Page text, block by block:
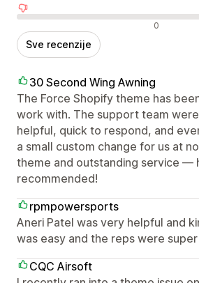
0
Sve recenzije
30 Second Wing Awning
The Force Shopify theme has
work with. The support team
helpful, quick to respond, and
a small custom change for us at
theme and outstanding service —
recommended!
rpmpowersports
Aneri Patel was very helpful and
was easy and the reps were
CQC Airsoft